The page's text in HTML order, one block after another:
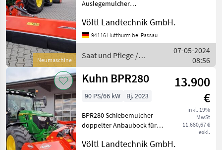
Neumaschine
Auslegemulcher
inkl Schlegel Ø450mm 28
schwere Hammerschlegel 2
Gegenschneidleisten
(Kamm und gerade)
Völtl Landtechnik GmbH.
94116 Hutthurm bei Passau
Saat und Pflege /
Kuhn
07-05-2024
08:56
Kuhn BPR280
13.900
€
inkl. 19%
MwSt
11.680,67 €
exkl.
90 PS/66 kW Bj. 2023
BPR280 Schiebemulcher
doppelter Anbaubock für
Arbeitsbreite 2, 79m
Völtl Landtechnik GmbH.